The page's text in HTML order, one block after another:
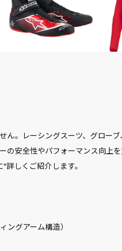
。レーシングスーツ、グローブ
の安全性やパフォーマンス向上
詳しくご紹介します。
ングアーム構造）